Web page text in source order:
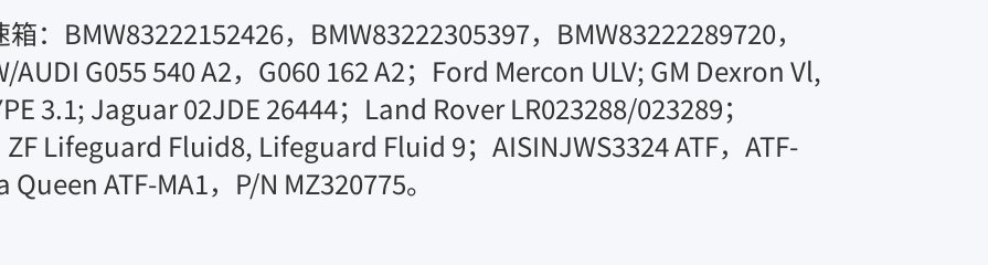
：BMW83222152426，BMW83222305397，BMW83222289720，
AUDI G055 540 A2，G060 162 A2；Ford Mercon ULV; GM Dexron Vl,
3.1; Jaguar 02JDE 26444；Land Rover LR023288/023289；
ZF Lifeguard Fluid8, Lifeguard Fluid 9；AISINJWS3324 ATF，ATF-
ATF-MA1，P/N MZ320775。